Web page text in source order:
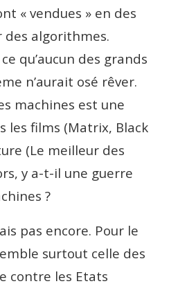
« vendues » en des
des algorithmes.
qu’aucun des grands
n’aurait osé rêver.
machines est une
les films (Matrix, Black
(Le meilleur des
y a-t-il une guerre
?
pas encore. Pour le
surtout celle des
contre les Etats